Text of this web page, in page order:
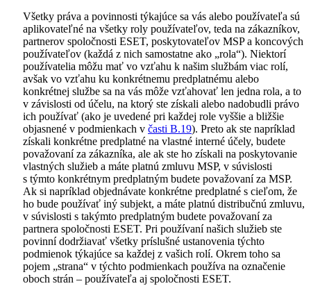
Všetky práva a povinnosti týkajúce sa vás alebo používateľa sú
aplikovateľné na všetky roly používateľov, teda na zákazníkov,
partnerov spoločnosti ESET, poskytovateľov MSP a koncových
používateľov (každá z nich samostatne ako „rola“). Niektorí
používatelia môžu mať vo vzťahu k našim službám viac rolí,
avšak vo vzťahu ku konkrétnemu predplatnému alebo
konkrétnej službe sa na vás môže vzťahovať len jedna rola, a to
v závislosti od účelu, na ktorý ste získali alebo nadobudli právo
ich používať (ako je uvedené pri každej role vyššie a bližšie
objasnené v podmienkach v časti B.19). Preto ak ste napríklad
získali konkrétne predplatné na vlastné interné účely, budete
považovaní za zákazníka, ale ak ste ho získali na poskytovanie
vlastných služieb a máte platnú zmluvu MSP, v súvislosti
s týmto konkrétnym predplatným budete považovaní za MSP.
Ak si napríklad objednávate konkrétne predplatné s cieľom, že
ho bude používať iný subjekt, a máte platnú distribučnú zmluvu,
v súvislosti s takýmto predplatným budete považovaní za
partnera spoločnosti ESET. Pri používaní našich služieb ste
povinní dodržiavať všetky príslušné ustanovenia týchto
podmienok týkajúce sa každej z vašich rolí. Okrem toho sa
pojem „strana“ v týchto podmienkach používa na označenie
oboch strán – používateľa aj spoločnosti ESET.